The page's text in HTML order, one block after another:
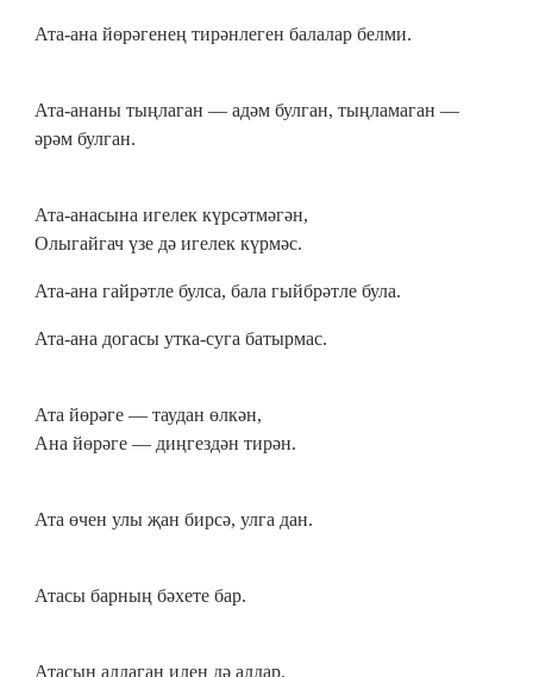
Ата-ана йөрәгенең тирәнлеген балалар белми.
Ата-ананы тыңлаган — адәм булган, тыңламаган —
әрәм булган.
Ата-анасына игелек күрсәтмәгән,
Олыгайгач үзе дә игелек күрмәс.
Ата-ана гайрәтле булса, бала гыйбрәтле була.
Ата-ана догасы утка-суга батырмас.
Ата йөрәге — таудан өлкән,
Ана йөрәге — диңгездән тирән.
Ата өчен улы җан бирсә, улга дан.
Атасы барның бәхете бар.
Атасын алдаган илен дә алдар.